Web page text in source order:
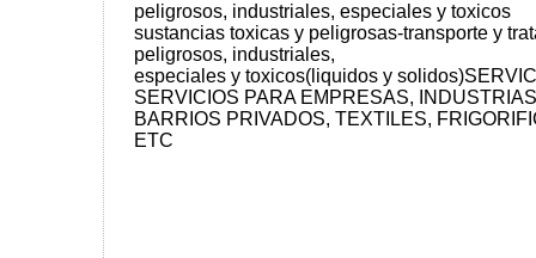
peligrosos, industriales, especiales y toxicos
sustancias toxicas y peligrosas-transporte y
peligrosos, industriales,
especiales y toxicos(liquidos y
SERVICIOS PARA EMPRESAS,
BARRIOS PRIVADOS, TEXTILES,
ETC